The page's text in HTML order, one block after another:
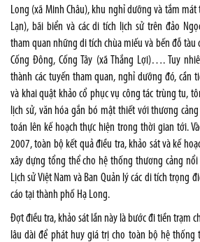
Long (xã Minh Châu), khu nghỉ dưỡng và tắm mát
Lạn), bãi biển và các di tích lịch sử trên đảo
tham quan những di tích chùa miếu và bến đỗ tàu
Cống Đông, Cống Tây (xã Thắng Lợi)…. Tuy
thành các tuyến tham quan, nghỉ dưỡng đó, cần
và khai quật khảo cổ phục vụ công tác trùng tu,
lịch sử, văn hóa gắn bó mật thiết với thương
toán lên kế hoạch thực hiện trong thời gian tới.
2007, toàn bộ kết quả điều tra, khảo sát và kế
xây dựng tổng thể cho hệ thống thương cảng nổi
Lịch sử Việt Nam và Ban Quản lý các di tích trọng
cáo tại thành phố Hạ Long.
Đợt điều tra, khảo sát lần này là bước đi tiền trạm
lâu dài để phát huy giá trị cho toàn bộ hệ thống